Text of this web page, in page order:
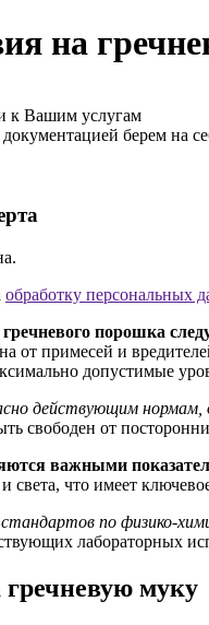
на
к Вашим услугам
берем на
обработку персональных
порошка
от примесей и
допустимые
действующим
свободен от
важными
света, что имеет
по физико-
лабораторных
гречневую муку